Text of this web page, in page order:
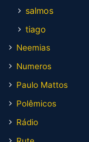
salmos
tiago
Neemias
Numeros
Paulo Mattos
Polêmicos
Rádio